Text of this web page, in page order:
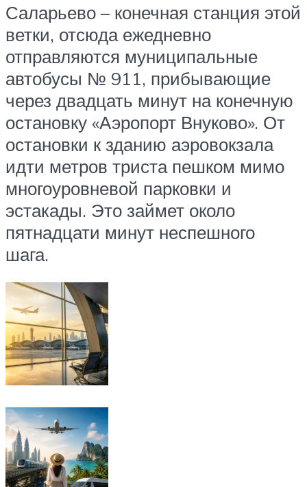
Саларьево – конечная станция этой
ветки, отсюда ежедневно
отправляются муниципальные
автобусы № 911, прибывающие
через двадцать минут на конечную
остановку «Аэропорт Внуково». От
остановки к зданию аэровокзала
идти метров триста пешком мимо
многоуровневой парковки и
эстакады. Это займет около
пятнадцати минут неспешного
шага.